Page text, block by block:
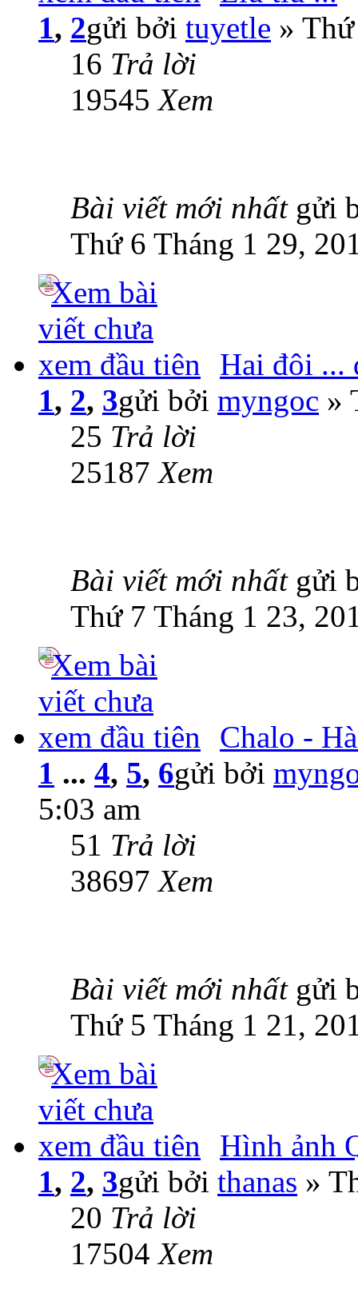
1, 2gửi bởi tuyetle »
16 Trả lời
19545Xem
Bài viết mới nhất gửi
Thứ 6 Tháng 1 29,
Hai đôi ...
1, 2, 3gửi bởi myngoc »
25 Trả lời
25187Xem
Bài viết mới nhất gửi
Thứ 7 Tháng 1 23,
Chalo -
1 ... 4, 5, 6gửi bởi
5:03 am
51 Trả lời
38697Xem
Bài viết mới nhất gửi
Thứ 5 Tháng 1 21,
Hình ảnh
1, 2, 3gửi bởi thanas »
20 Trả lời
17504Xem